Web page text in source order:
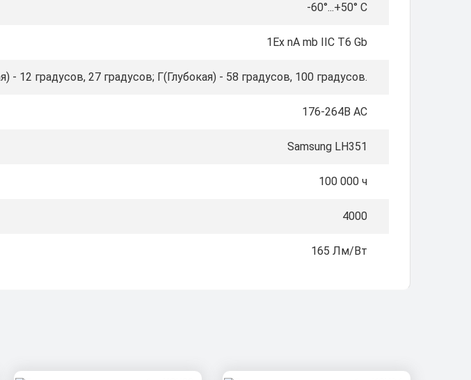
-60°...+50° С
1Ex nA mb IIC T6 Gb
- 12 градусов, 27 градусов; Г(Глубокая) - 58 градусов, 100 градусов.
176-264В AС
Samsung LH351
100 000 ч
4000
165 Лм/Вт